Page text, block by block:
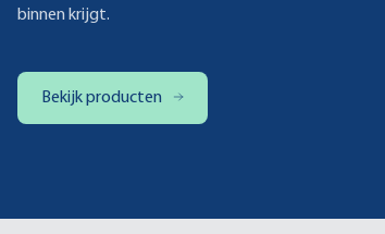
binnen krijgt.
Bekijk producten